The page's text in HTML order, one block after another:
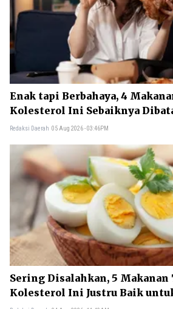
Enak tapi Berbahaya, 4
Kolesterol Ini Sebaiknya
Redaksi Daerah 05 Aug 2026 - 03:46PM
Sering Disalahkan, 5
Kolesterol Ini Justru Baik